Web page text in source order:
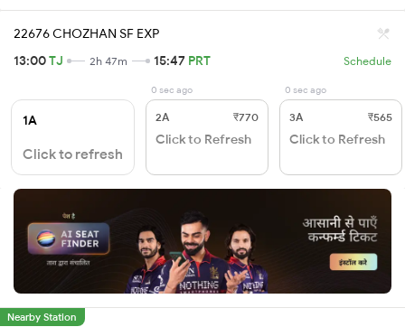
22676 CHOZHAN SF EXP
13:00TJ 2h 47m 15:47 PRT Schedule
1A
Click to refresh
0 sec ago
2A ₹770
Click to Refresh
0 sec ago
3A ₹565
Click to Refresh
Nearby Station